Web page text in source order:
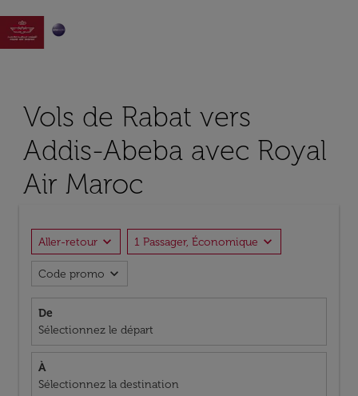

Vols de Rabat vers
Addis-Abeba avec Royal
Air Maroc
Aller-retour expand_more 1 Passager, Économique expand_more
Code promo expand_more
De
Sélectionnez le départ
À
Sélectionnez la destination